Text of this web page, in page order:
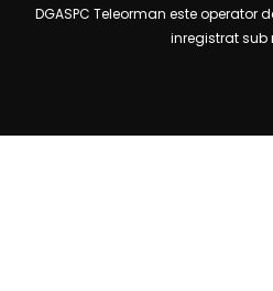
DGASPC Teleorman este operator
inregistrat sub